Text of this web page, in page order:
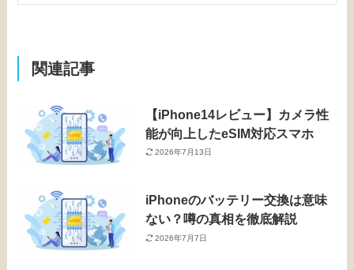
関連記事
【iPhone14レビュー】カメラ性
能が向上したeSIM対応スマホ
2026年7月13日
iPhoneのバッテリー交換は意味
ない？噂の真相を徹底解説
2026年7月7日